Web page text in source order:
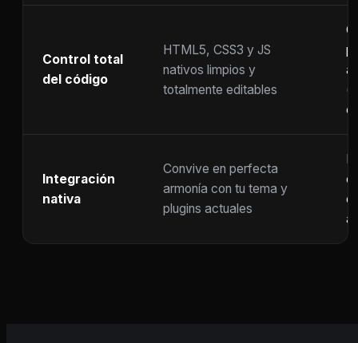
Control total
del código
HTML5, CSS3 y JS
nativos limpios y
totalmente editables
Integración
nativa
Convive en perfecta
armonía con tu tema y
plugins actuales